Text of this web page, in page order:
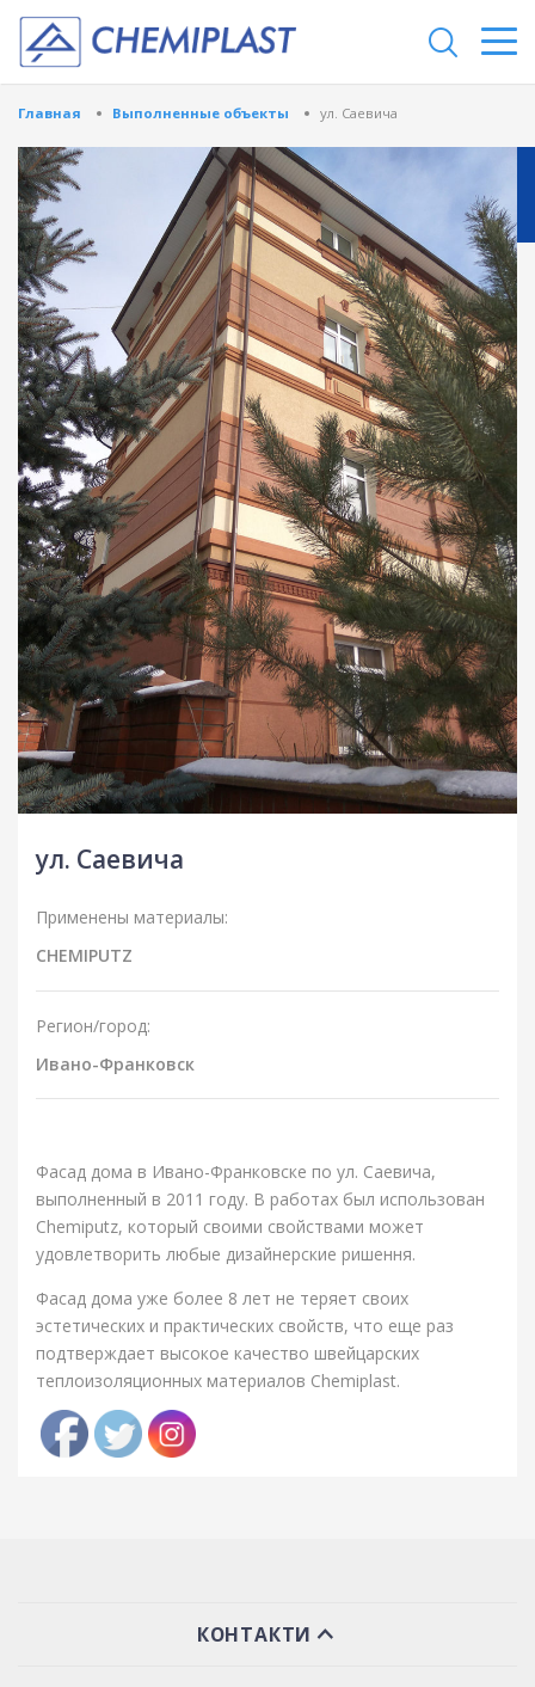
Главная Выполненные объекты ул. Саевича
ул. Саевича
Применены материалы:
CHEMIPUTZ
Регион/город:
Ивано-Франковск
Фасад дома в Ивано-Франковске по ул. Саевича,
выполненный в 2011 году. В работах был использован
Chemiputz, который своими свойствами может
удовлетворить любые дизайнерские ришення.
Фасад дома уже более 8 лет не теряет своих
эстетических и практических свойств, что еще раз
подтверждает высокое качество швейцарских
теплоизоляционных материалов Chemiplast.
КОНТАКТИ